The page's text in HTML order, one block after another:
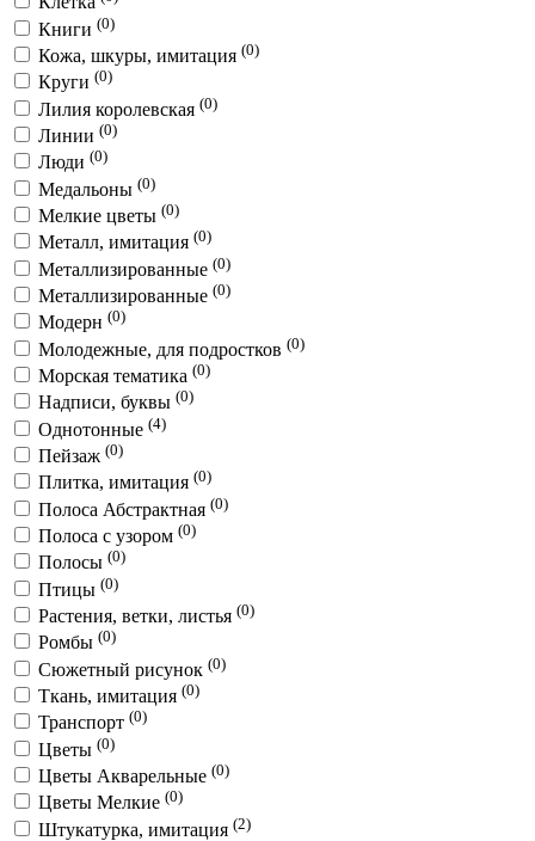
Книги (0)
Кожа, шкуры, имитация (0)
Круги (0)
Лилия королевская (0)
Линии (0)
Люди (0)
Медальоны (0)
Мелкие цветы (0)
Металл, имитация (0)
Металлизированные (0)
Металлизированные (0)
Модерн (0)
Молодежные, для подростков (0)
Морская тематика (0)
Надписи, буквы (0)
Однотонные (4)
Пейзаж (0)
Плитка, имитация (0)
Полоса Абстрактная (0)
Полоса с узором (0)
Полосы (0)
Птицы (0)
Растения, ветки, листья (0)
Ромбы (0)
Сюжетный рисунок (0)
Ткань, имитация (0)
Транспорт (0)
Цветы (0)
Цветы Акварельные (0)
Цветы Мелкие (0)
Штукатурка, имитация (2)